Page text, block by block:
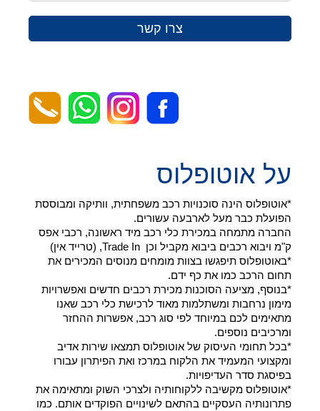
צרו קשר
על אוטופלוס
*אוטופלוס הינה סוכנויות רכב משפחתית, וותיקה ומבוססת
הפועלת כבר מעל לארבעה עשורים.
החברה מתמחה במכירת כלי רכב מיד ראשונה, רכבי אפס
ק"מ ויבוא רכבים ביבוא מקביל וכן Trade In, (טרייד אין)
*באוטופלוס תיפגשו בצוות מומחים מנוסים המכירים את
תחום הרכב כמו את כף ידם.
*בנוסף, מציעה הסוכנות מכירת רכבים חדשים ואפשרויות
מימון נרחבות ומשתלמות מאוד לרכישת כלי רכב שאנו
מתאימים לכם במיוחד לפי סוג רכב, אפשרות ההחזר
ומרכיבים נוספים.
*בכל תחומי העיסוק של אוטופלוס תמצאו שירות אדיב
ומקצועי המעמיד את הלקוח במרכז ואת הפיתרון עבורו
בפיסגת סדר העדיפויות.
*אוטופלוס מקשיבה ללקוחותיה ולצרכי השוק ומתאימה את
פתרונותיה העסקיים בהתאם לשינויים הפוקדים אותם. כמו